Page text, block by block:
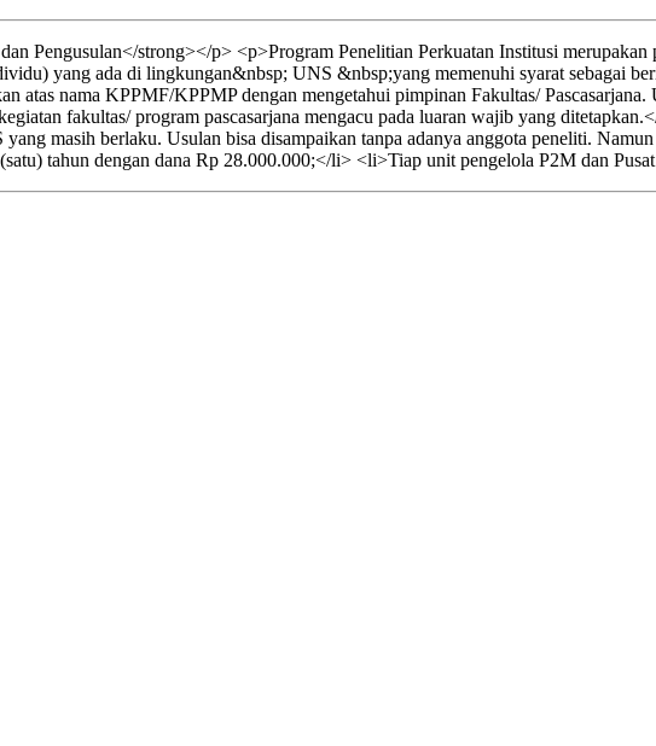
Pengusulan</strong></p> <p>Program Penelitian Perkuatan Institusi
yang ada di lingkungan&nbsp; UNS &nbsp;yang memenuhi syarat sebagai
atas nama KPPMF/KPPMP dengan mengetahui pimpinan Fakultas/
fakultas/ program pascasarjana mengacu pada luaran wajib yang
masih berlaku. Usulan bisa disampaikan tanpa adanya anggota peneliti.
tahun dengan dana Rp 28.000.000;</li> <li>Tiap unit pengelola P2M dan